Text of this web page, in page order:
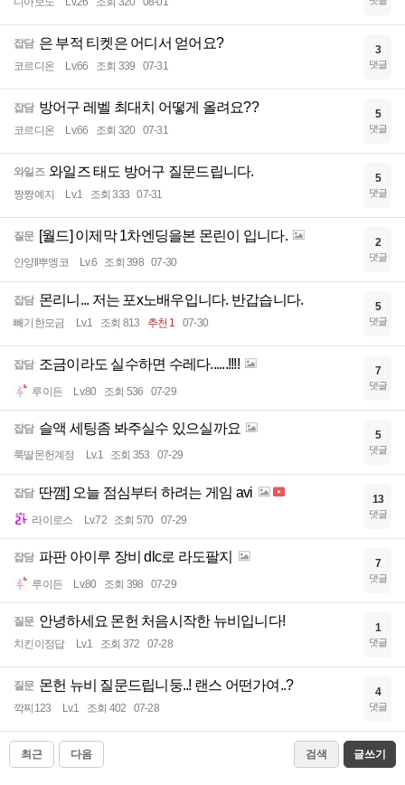
잡담 은 부적 티켓은 어디서 얻어요?
코르디온 Lv.66 조회 339 07-31
3
댓글
잡담 방어구 레벨 최대치 어떻게 올려요??
코르디온 Lv.66 조회 320 07-31
5
댓글
와일즈 와일즈 태도 방어구 질문드립니다.
짱짱예지 Lv.1 조회 333 07-31
5
댓글
질문 [월드] 이제막 1차엔딩을본 몬린이 입니다.
안양ll뿌엥코 Lv.6 조회 398 07-30
2
댓글
잡담 몬리니... 저는 포x노배우입니다. 반갑습니다.
빼기한모금 Lv.1 조회 813 추천 1 07-30
5
댓글
잡담 조금이라도 실수하면 수레다......!!!!
루이든 Lv.80 조회 536 07-29
7
댓글
잡담 슬액 세팅좀 봐주실수 있으실까요
룩딸몬헌계정 Lv.1 조회 353 07-29
5
댓글
잡담 딴깸] 오늘 점심부터 하려는 게임 avi
라이로스 Lv.72 조회 570 07-29
13
댓글
잡담 파판 아이루 장비 dlc로 라도팔지
루이든 Lv.80 조회 398 07-29
7
댓글
질문 안녕하세요 몬헌 처음시작한 뉴비입니다!
치킨이정답 Lv.1 조회 372 07-28
1
댓글
질문 몬헌 뉴비 질문드립니둥..! 랜스 어떤가여..?
깍찌123 Lv.1 조회 402 07-28
4
댓글
최근 다음 검색 글쓰기